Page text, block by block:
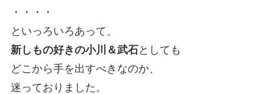
・・・・
といっろいろあって、
新しもの好きの小川＆武石としても
どこから手を出すべきなのか、
迷っておりました。